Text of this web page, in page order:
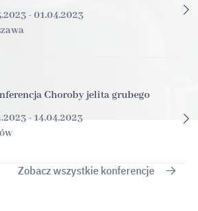
- 01.04.2023
Choroby jelita grubego
- 14.04.2023
Zobacz wszystkie konferencje